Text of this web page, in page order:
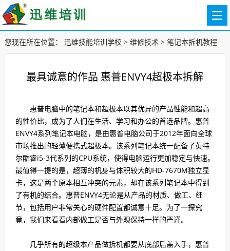
您现在所在位置： 迅维技能培训学校> 维修技术> 笔记本拆机教程
最具诚意的作品 惠普ENVY4超极本拆解
惠普电脑中的笔记本和超极本以其优异的产品性能和超高
的性价比，成为了人们在生活、学习和办公的首选品牌。惠普
ENVY4系列笔记本电脑，是由惠普电脑公司于2012年面向全球
市场推出的轻薄便携式超极本。该系列笔记本统一配备了英特
尔酷睿i5-3代系列的CPU系统，使得电脑运行更加稳定与快速。
最值得一提的是，超薄的机身与体积较大的HD-7670M独立显
卡，这是两个原本相互冲突的元素，却在该系列笔记本中得到
了有机的结合。惠普ENVY4无论是从产品的材质、做工、细
节，包括用户非常关心的硬件配置都诚意十足。为了一探究
竟，我们来看看内部做工是否与外观保持一样的严谨。
几乎所有的超级本产品做拆机都要从底部后盖入手，惠普